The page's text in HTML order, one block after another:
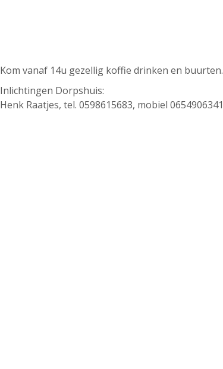
Kom vanaf 14u gezellig koffie drinken en buurten.
Inlichtingen Dorpshuis:
Henk Raatjes, tel. 0598615683, mobiel 0654906341